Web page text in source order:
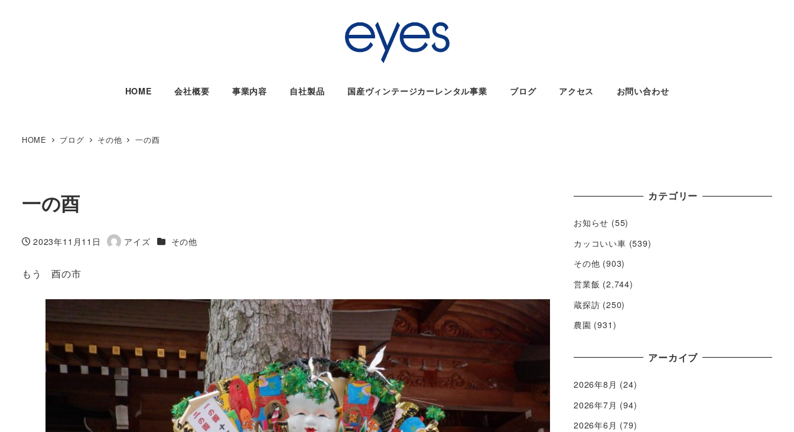
HOME 会社概要 事業内容 自社製品 国産ヴィンテージカーレンタル事業 ブログ アクセス お問い合わせ
HOME ブログ その他 一の酉
一の酉
投稿日
2023年11月11日
著
アイズ カテゴリー
その他
もう 酉の市
カテゴリー
お知らせ (55)
カッコいい車 (539)
その他 (903)
営業飯 (2,744)
蔵探訪 (250)
農園 (931)
アーカイブ
2026年8月 (24)
2026年7月 (94)
2026年6月 (79)